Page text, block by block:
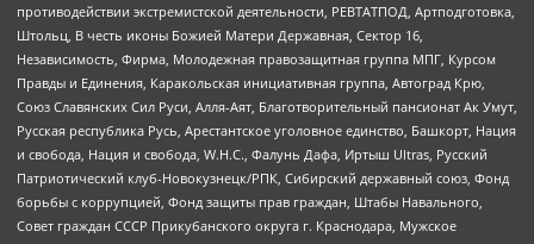
противодействии экстремистской деятельности, РЕВТАТПОД, Артподготовка,
Штольц, В честь иконы Божией Матери Державная, Сектор 16,
Независимость, Фирма, Молодежная правозащитная группа МПГ, Курсом
Правды и Единения, Каракольская инициативная группа, Автоград Крю,
Союз Славянских Сил Руси, Алля-Аят, Благотворительный пансионат Ак Умут,
Русская республика Русь, Арестантское уголовное единство, Башкорт, Нация
и свобода, Нация и свобода, W.H.С., Фалунь Дафа, Иртыш Ultras, Русский
Патриотический клуб-Новокузнецк/РПК, Сибирский державный союз, Фонд
борьбы с коррупцией, Фонд защиты прав граждан, Штабы Навального,
Совет граждан СССР Прикубанского округа г. Краснодара, Мужское